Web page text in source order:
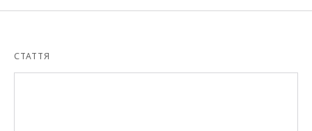
СТАТТЯ